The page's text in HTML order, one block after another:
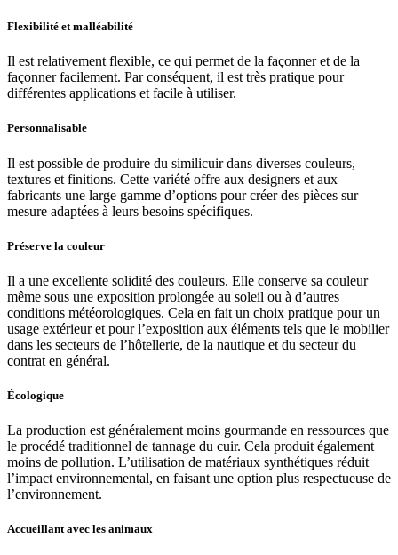
Flexibilité et malléabilité
Il est relativement flexible, ce qui permet de la façonner et de la
façonner facilement. Par conséquent, il est très pratique pour
différentes applications et facile à utiliser.
Personnalisable
Il est possible de produire du similicuir dans diverses couleurs,
textures et finitions. Cette variété offre aux designers et aux
fabricants une large gamme d’options pour créer des pièces sur
mesure adaptées à leurs besoins spécifiques.
Préserve la couleur
Il a une excellente solidité des couleurs. Elle conserve sa couleur
même sous une exposition prolongée au soleil ou à d’autres
conditions météorologiques. Cela en fait un choix pratique pour un
usage extérieur et pour l’exposition aux éléments tels que le mobilier
dans les secteurs de l’hôtellerie, de la nautique et du secteur du
contrat en général.
Écologique
La production est généralement moins gourmande en ressources que
le procédé traditionnel de tannage du cuir. Cela produit également
moins de pollution. L’utilisation de matériaux synthétiques réduit
l’impact environnemental, en faisant une option plus respectueuse de
l’environnement.
Accueillant avec les animaux